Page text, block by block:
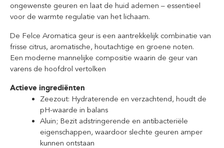
ongewenste geuren en laat de huid ademen – essentieel
voor de warmte regulatie van het lichaam.
De Felce Aromatica geur is een aantrekkelijk combinatie van
frisse citrus, aromatische, houtachtige en groene noten.
Een moderne mannelijke compositie waarin de geur van
varens de hoofdrol vertolken
Actieve ingrediënten
Zeezout: Hydraterende en verzachtend, houdt de
pH-waarde in balans
Aluin; Bezit adstringerende en antibacteriële
eigenschappen, waardoor slechte geuren amper
kunnen ontstaan